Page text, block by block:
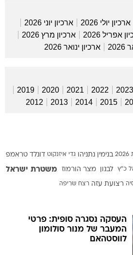
ארכיון יולי 2026
ארכיון יוני 2026
אפריל 2026
ארכיון מרץ 2026
ארכיון ינואר 2026
2023
2022
2021
2020
2019
2015
2014
2013
2012
בנימין נתניהו גדי איזנקוט דונלד טראמפ
כ"ץ לבנון מצר הורמוז משטרת ישראל
רצועת עזה רצח שריפה
העסקה נסגרה סופית: פרטי
המעבר של מנור סולומון
לווסטהאם